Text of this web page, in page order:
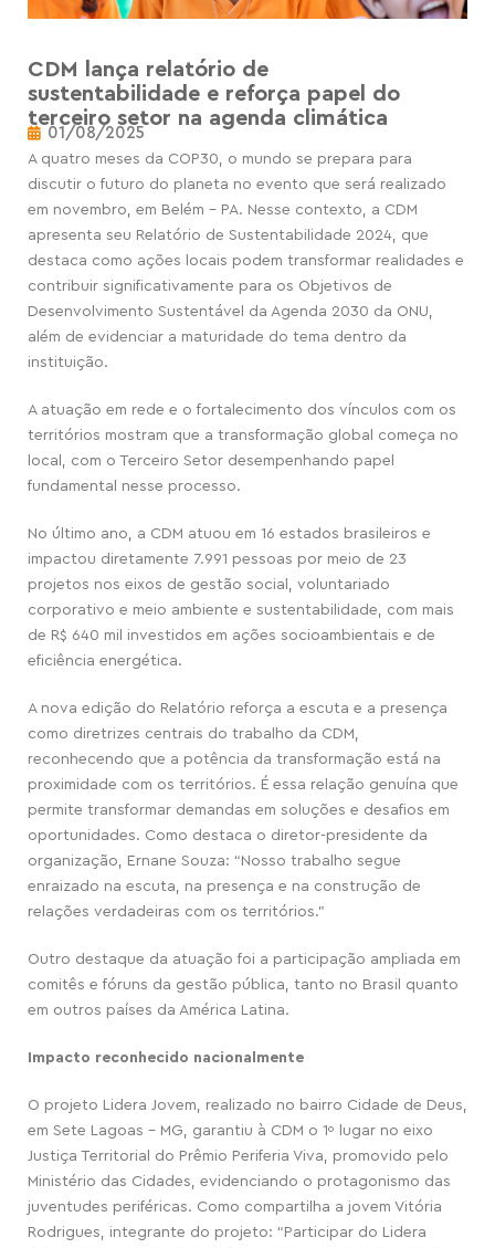
CDM lança relatório de
sustentabilidade e reforça papel do
terceiro setor na agenda climática
01/08/2025
A quatro meses da COP30, o mundo se prepara para
discutir o futuro do planeta no evento que será realizado
em novembro, em Belém – PA. Nesse contexto, a CDM
apresenta seu Relatório de Sustentabilidade 2024, que
destaca como ações locais podem transformar realidades e
contribuir significativamente para os Objetivos de
Desenvolvimento Sustentável da Agenda 2030 da ONU,
além de evidenciar a maturidade do tema dentro da
instituição.
A atuação em rede e o fortalecimento dos vínculos com os
territórios mostram que a transformação global começa no
local, com o Terceiro Setor desempenhando papel
fundamental nesse processo.
No último ano, a CDM atuou em 16 estados brasileiros e
impactou diretamente 7.991 pessoas por meio de 23
projetos nos eixos de gestão social, voluntariado
corporativo e meio ambiente e sustentabilidade, com mais
de R$ 640 mil investidos em ações socioambientais e de
eficiência energética.
A nova edição do Relatório reforça a escuta e a presença
como diretrizes centrais do trabalho da CDM,
reconhecendo que a potência da transformação está na
proximidade com os territórios. É essa relação genuína que
permite transformar demandas em soluções e desafios em
oportunidades. Como destaca o diretor-presidente da
organização, Ernane Souza: “Nosso trabalho segue
enraizado na escuta, na presença e na construção de
relações verdadeiras com os territórios.”
Outro destaque da atuação foi a participação ampliada em
comitês e fóruns da gestão pública, tanto no Brasil quanto
em outros países da América Latina.
Impacto reconhecido nacionalmente
O projeto Lidera Jovem, realizado no bairro Cidade de Deus,
em Sete Lagoas – MG, garantiu à CDM o 1º lugar no eixo
Justiça Territorial do Prêmio Periferia Viva, promovido pelo
Ministério das Cidades, evidenciando o protagonismo das
juventudes periféricas. Como compartilha a jovem Vitória
Rodrigues, integrante do projeto: “Participar do Lidera